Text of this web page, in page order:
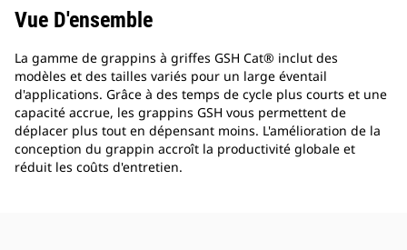
Vue D'ensemble
La gamme de grappins à griffes GSH Cat® inclut des
modèles et des tailles variés pour un large éventail
d'applications. Grâce à des temps de cycle plus courts et une
capacité accrue, les grappins GSH vous permettent de
déplacer plus tout en dépensant moins. L'amélioration de la
conception du grappin accroît la productivité globale et
réduit les coûts d'entretien.